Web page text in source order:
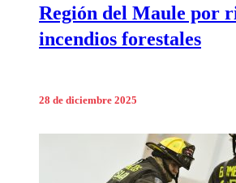
Región del Maule por
incendios forestales
28 de diciembre 2025